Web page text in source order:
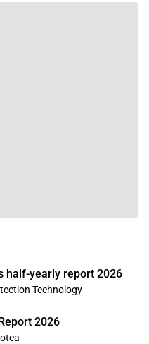
half-yearly report 2026
Technology
2026